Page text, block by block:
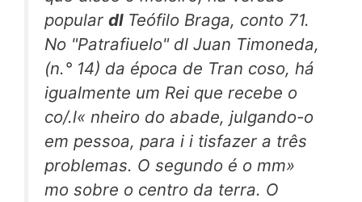
popular dl Teófilo Braga, conto 71.
No "Patrafiuelo" dl Juan Timoneda,
(n.° 14) da época de Tran coso, há
igualmente um Rei que recebe o
co/.l« nheiro do abade, julgando-o
em pessoa, para i i tisfazer a três
problemas. O segundo é o mm»
mo sobre o centro da terra. O